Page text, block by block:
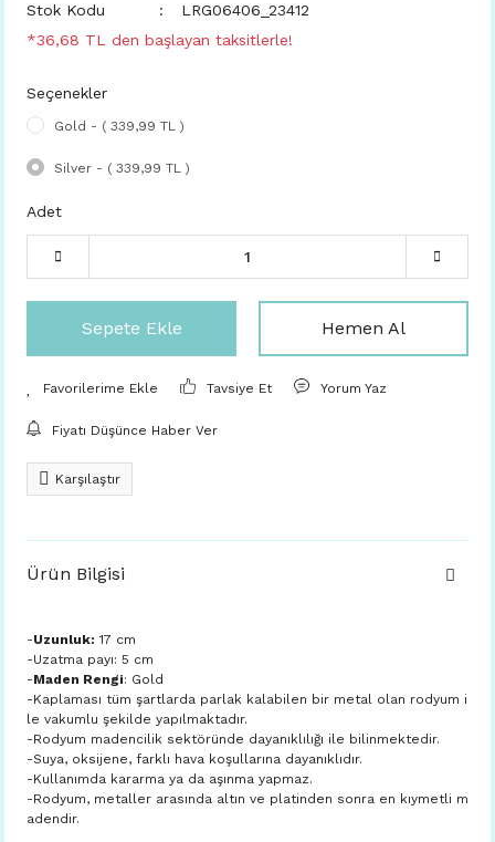
Stok Kodu
LRG06406_23412
*36,68 TL den başlayan taksitlerle!
Seçenekler
Gold - ( 339,99 TL )
Silver - ( 339,99 TL )
Adet
Sepete Ekle Hemen Al
Tavsiye Et Yorum Yaz
Fiyatı Düşünce Haber Ver
Karşılaştır
Ürün Bilgisi
-Uzunluk: 17 cm
-Uzatma payı: 5 cm
-Maden Rengi: Gold
-Kaplaması tüm şartlarda parlak kalabilen bir metal olan rodyum i
le vakumlu şekilde yapılmaktadır.
-Rodyum madencilik sektöründe dayanıklılığı ile bilinmektedir.
-Suya, oksijene, farklı hava koşullarına dayanıklıdır.
-Kullanımda kararma ya da aşınma yapmaz.
-Rodyum, metaller arasında altın ve platinden sonra en kıymetli m
adendir.